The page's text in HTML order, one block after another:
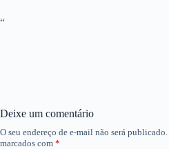
“
Deixe um comentário
O seu endereço de e-mail não será publicado.
marcados com *